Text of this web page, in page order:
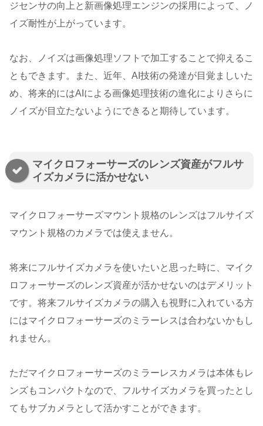
ジセンサの向上と新画像処理エンジンの採用によって、ノ
イズ耐性が上がっています。
なお、ノイズは画像処理ソフトで加工することで抑えるこ
ともできます。また、近年、AI技術の発達が目覚ましいた
め、将来的にはAIによる画像処理技術の進化によりさらに
ノイズが目立たないようにできると期待しています。
マイクロフォーサーズのレンズ資産がフルサ
イズカメラに活かせない
マイクロフォーサーズマウント規格のレンズはフルサイズ
マウント規格のカメラでは使えません。
将来にフルサイズカメラを使いたいと思った時に、マイク
ロフォーサーズのレンズ資産が活かせないのはデメリット
です。将来フルサイズカメラの購入も視野に入れている方
にはマイクロフォーサーズのミラーレスは合わないかもし
れません。
ただマイクロフォーサーズのミラーレスカメラは本体もレ
ンズもコンパクトなので、フルサイズカメラを買ったとし
てもサブカメラとして活かすことができます。